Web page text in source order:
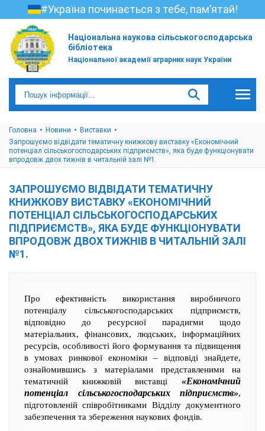
#Україна починається з тебе, пам’ятай!
Національна наукова сільськогосподарська
бібліотека
Національної академії аграрних наук України
Головна Новини
Виставки
Запрошуємо відвідати тематичну книжкову виставку «Економічний
потенціал сільськогосподарських підприємств», яка буде функціонувати
впродовж двох тижнів в читальній залі №1.
ЗАПРОШУЄМО ВІДВІДАТИ ТЕМАТИЧНУ
КНИЖКОВУ ВИСТАВКУ «ЕКОНОМІЧНИЙ
ПОТЕНЦІАЛ СІЛЬСЬКОГОСПОДАРСЬКИХ
ПІДПРИЄМСТВ», ЯКА БУДЕ ФУНКЦІОНУВАТИ
ВПРОДОВЖ ДВОХ ТИЖНІВ В ЧИТАЛЬНІЙ ЗАЛІ
№1.
Про ефективність використання виробничого
потенціалу сільськогосподарських підприємств,
відповідно до ресурсної парадигми щодо
матеріальних, фінансових, людських, інформаційних
ресурсів, особливості його формування та підвищення
в умовах ринкової економіки – відповіді знайдете,
ознайомившись з матеріалами представленими на
тематичній книжковій виставці «Економічний
потенціал сільськогосподарських підприємств»,
підготовленій співробітниками Відділу документного
забезпечення та збереження наукових фондів.